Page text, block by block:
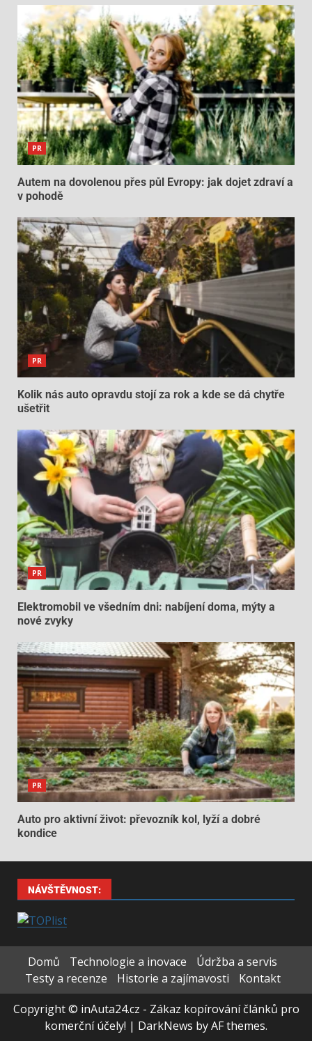
PR
Autem na dovolenou přes půl Evropy: jak dojet zdraví a
v pohodě
PR
Kolik nás auto opravdu stojí za rok a kde se dá chytře
ušetřit
PR
Elektromobil ve všedním dni: nabíjení doma, mýty a
nové zvyky
PR
Auto pro aktivní život: převozník kol, lyží a dobré
kondice
NÁVŠTĚVNOST:
Domů Technologie a inovace
Údržba a servis
Testy a recenze
Historie a zajímavosti
Kontakt
Copyright © inAuta24.cz - Zákaz kopírování článků pro
komerční účely! | DarkNews by AF themes.